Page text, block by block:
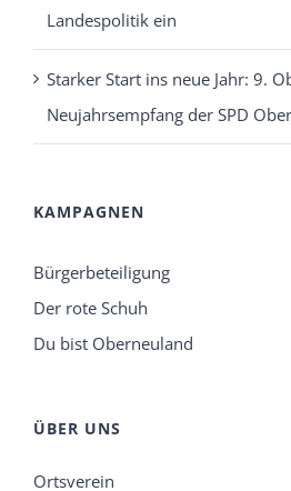
Landespolitik ein
Starker Start ins neue Jahr: 9.
Neujahrsempfang der SPD
KAMPAGNEN
Bürgerbeteiligung
Der rote Schuh
Du bist Oberneuland
ÜBER UNS
Ortsverein